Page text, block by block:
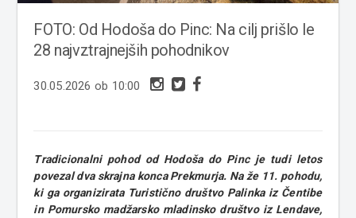
FOTO: Od Hodoša do Pinc: Na cilj prišlo le
28 najvztrajnejših pohodnikov
30.05.2026 ob 10:00
Tradicionalni pohod od Hodoša do Pinc je tudi letos
povezal dva skrajna konca Prekmurja. Na že 11. pohodu,
ki ga organizirata Turistično društvo Palinka iz Čentibe
in Pomursko madžarsko mladinsko društvo iz Lendave,